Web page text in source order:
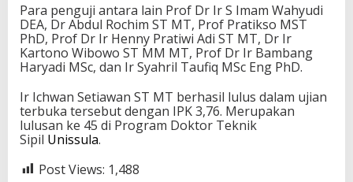
Para penguji antara lain Prof Dr Ir S Imam Wahyudi
DEA, Dr Abdul Rochim ST MT, Prof Pratikso MST
PhD, Prof Dr Ir Henny Pratiwi Adi ST MT, Dr Ir
Kartono Wibowo ST MM MT, Prof Dr Ir Bambang
Haryadi MSc, dan Ir Syahril Taufiq MSc Eng PhD.
Ir Ichwan Setiawan ST MT berhasil lulus dalam ujian
terbuka tersebut dengan IPK 3,76. Merupakan
lulusan ke 45 di Program Doktor Teknik
Sipil Unissula.
Post Views: 1,488